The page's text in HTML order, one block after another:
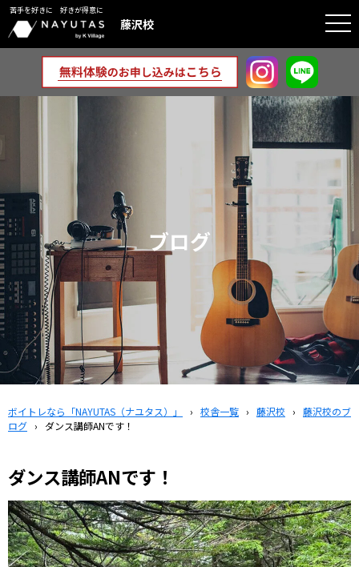
苦手を好きに 好きが得意に
藤沢校
ブログ
ボイトレなら「NAYUTAS（ナユタス）」 › 校舎一覧 › 藤沢校 › 藤沢校のブ
ログ › ダンス講師ANです！
ダンス講師ANです！